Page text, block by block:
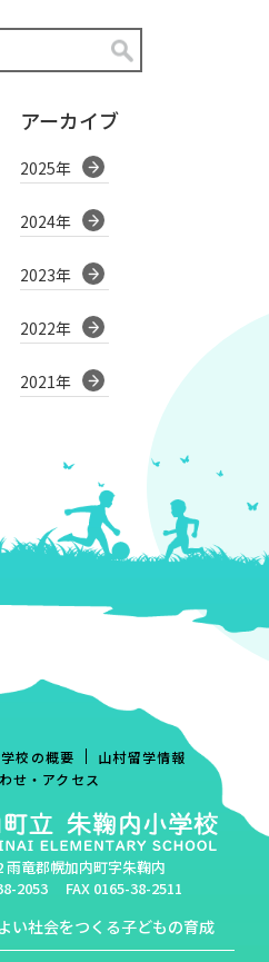
アーカイブ
2025年
2024年
2023年
2022年
2021年
雨竜郡幌加内町字朱鞠内
2053 FAX 0165-38-2511
い社会をつくる子どもの育成
学校の概要
山村留学情報
せ・アクセス